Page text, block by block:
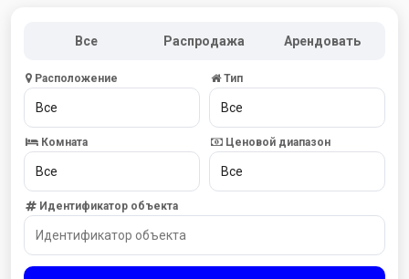
Все Распродажа Арендовать
Расположение Тип
Комната Ценовой диапазон
Идентификатор объекта